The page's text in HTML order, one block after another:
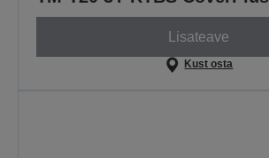
Lisateave
Kust osta